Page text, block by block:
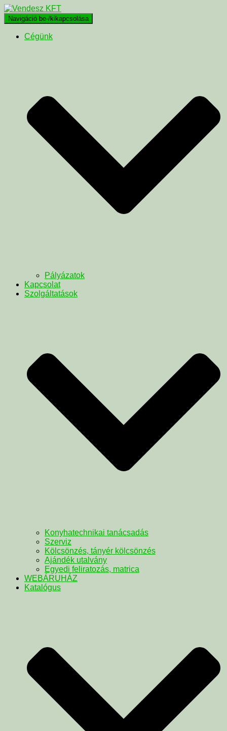
Navigáció be-/kikapcsolása
Cégünk
Pályázatok
Kapcsolat
Szolgáltatások
Konyhatechnikai tanácsadás
Szerviz
Kölcsönzés, tányér kölcsönzés
Ajándék utalvány
Egyedi feliratozás, matrica
WEBÁRUHÁZ
Katalógus